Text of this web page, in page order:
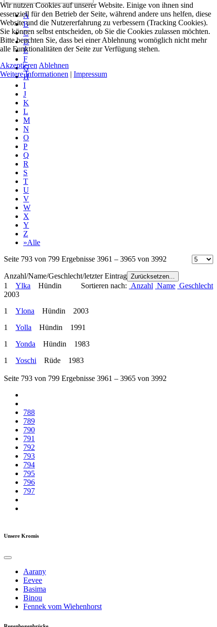
A
B
C
D
E
F
G
H
I
J
K
L
M
N
O
P
Q
R
S
T
U
V
W
X
Y
Z
»Alle
Seite 793 von 799 Ergebnisse 3961 – 3965 von 3992
Anzahl/Name/Geschlecht/letzter Eintrag
Sortieren nach: Anzahl Name Geschlecht
Zurücksetzen...
1 Ylka Hündin
2003
1 Ylona Hündin 2003
1 Yolla Hündin 1991
1 Yonda Hündin 1983
1 Yoschi Rüde 1983
Seite 793 von 799 Ergebnisse 3961 – 3965 von 3992
788
789
790
791
792
793
794
795
796
797
Unsere Kromis
Aarany
Eevee
Basima
Binou
Fennek vom Wiehenhorst
Regenbogenbrücke
Wir nutzen Cookies auf unserer Website. Einige von ihnen sind
essenziell für den Betrieb der Seite, während andere uns helfen, diese
Website und die Nutzererfahrung zu verbessern (Tracking Cookies).
Sie können selbst entscheiden, ob Sie die Cookies zulassen möchten.
Bitte beachten Sie, dass bei einer Ablehnung womöglich nicht mehr
alle Funktionalitäten der Seite zur Verfügung stehen.
Akzeptieren Ablehnen
Weitere Informationen | Impressum